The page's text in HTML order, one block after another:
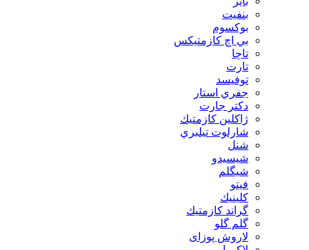
بنفيت
بوكسوم
بي اچ كازمتيكس
تاچا
تارت
توفيسد
جفري استار
دكتر جارت
ژاكلين كازمتيك
شارلوت تيلبري
شنل
شيسيدو
شیگلم
فيتو
كلينيك
گراند كازمتيك
گلم گلو
لاروش پوزای